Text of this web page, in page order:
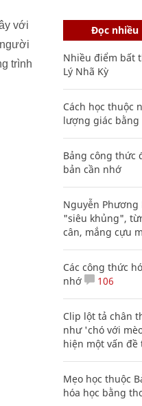
với
trình
Đọc nhiều
Nhiều điểm bất
Lý Nhã Kỳ
Cách học thuộc
lượng giác
Bảng công thức
bản cần nhớ
Nguyễn
"siêu khủng",
cân, mắng cựu
Các công thức
nhớ
106
Clip lột tả chân
như 'chó với
hiện một vấn đề
Mẹo học thuộc
hóa học bằng